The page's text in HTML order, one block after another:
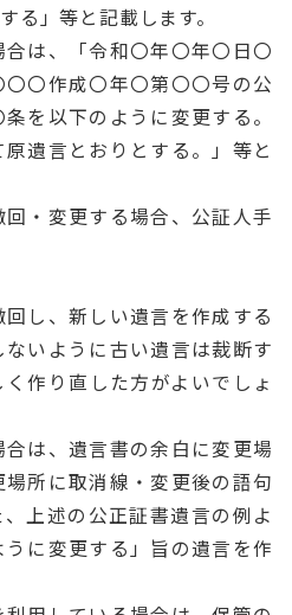
る」等と記載します。
は、「令和〇年〇年〇日〇
〇作成〇年〇第〇〇号の公
を以下のように変更する。
遺言とおりとする。」等と
・変更する場合、公証人手
し、新しい遺言を作成する
いように古い遺言は裁断す
作り直した方がよいでしょ
は、遺言書の余白に変更場
所に取消線・変更後の語句
上述の公正証書遺言の例よ
に変更する」旨の遺言を作